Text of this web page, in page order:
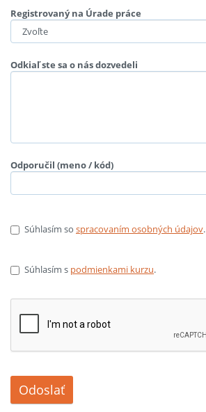
Registrovaný na Úrade práce
Odkiaľ ste sa o nás dozvedeli
Odporučil (meno / kód)
Súhlasím so spracovaním osobných údajov.
Súhlasím s podmienkami kurzu.
Odoslať